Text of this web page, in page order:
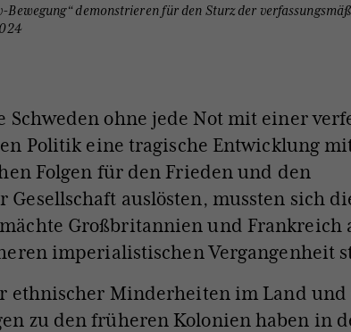
demonstrieren für den Sturz der
Schweden ohne jede Not mit einer
Politik eine tragische Entwicklung
Folgen für den Frieden und den
Gesellschaft auslösten, mussten sich
Großbritannien und Frankreich
imperialistischen Vergangenheit
ethnischer Minderheiten im Land und
zu den früheren Kolonien haben in